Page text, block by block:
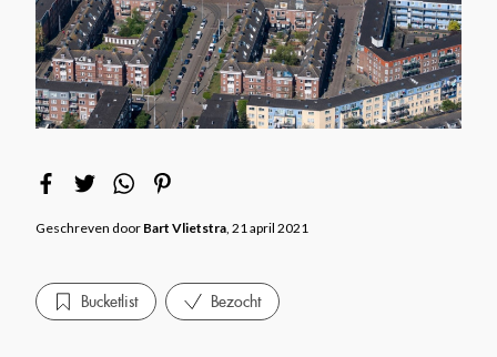
Geschreven door Bart Vlietstra, 21 april 2021
Bucketlist Bezocht